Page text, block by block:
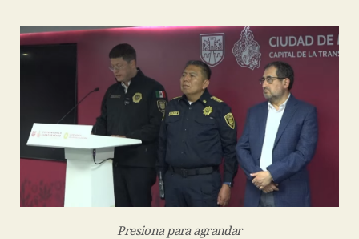
Presiona para agrandar